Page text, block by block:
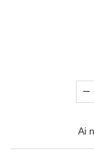
Ai